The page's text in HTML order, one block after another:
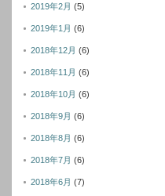
2019年2月 (5)
2019年1月 (6)
2018年12月 (6)
2018年11月 (6)
2018年10月 (6)
2018年9月 (6)
2018年8月 (6)
2018年7月 (6)
2018年6月 (7)